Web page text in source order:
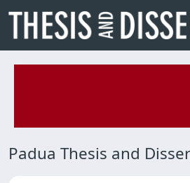
Padua Thesis and